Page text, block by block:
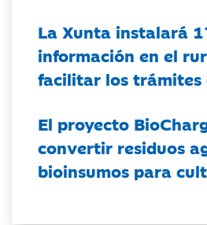
La Xunta instalará
información en el
facilitar los trámites
El proyecto
convertir residuos
bioinsumos para